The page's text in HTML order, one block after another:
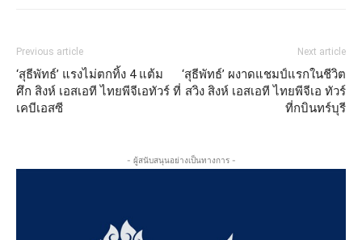
Previous article
‘สุธีพัทธ์’ แรงไม่ตกทิ้ง 4 แต้ม
ศึก สิงห์ เอสเอที ไทยพีจีเอทัวร์ ที่
เคบีเอสซี
Next article
‘สุธีพัทธ์’ ผงาดแชมป์แรกในชีวิต
สวิง สิงห์ เอสเอที ไทยพีจีเอ ทัวร์
ที่กบินทร์บุรี
- ผู้สนับสนุนอย่างเป็นทางการ -